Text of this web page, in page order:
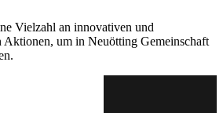
Vielzahl an innovativen und
um in Neuötting Gemeinschaft